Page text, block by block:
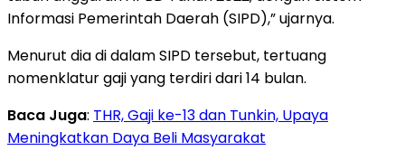
Informasi Pemerintah Daerah (SIPD),” ujarnya.
Menurut dia di dalam SIPD tersebut, tertuang
nomenklatur gaji yang terdiri dari 14 bulan.
Baca Juga: THR, Gaji ke-13 dan Tunkin, Upaya
Meningkatkan Daya Beli Masyarakat